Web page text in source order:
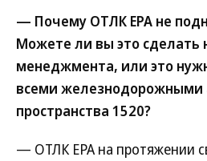
— Почему ОТЛК ЕРА не
Можете ли вы это сделать
менеджмента, или это
всеми
пространства 1520?
— ОТЛК ЕРА на протяжении